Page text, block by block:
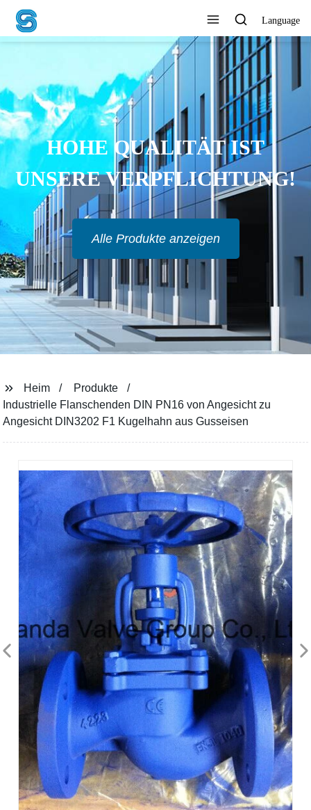
Language
HOHE QUALITÄT IST
UNSERE VERPFLICHTUNG!
Alle Produkte anzeigen
Heim
Produkte
Industrielle Flanschenden DIN PN16 von Angesicht zu
Angesicht DIN3202 F1 Kugelhahn aus Gusseisen